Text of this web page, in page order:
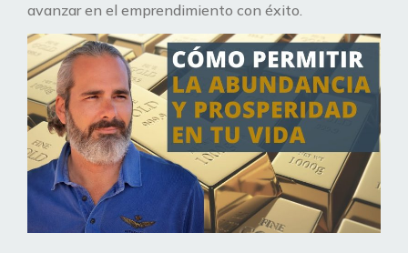
avanzar en el emprendimiento con éxito.